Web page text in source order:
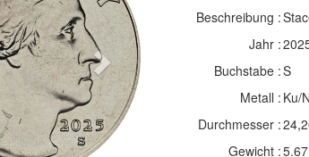
Next
Beschreibung :
Jahr :
Buchstabe :S
Metall : Ku/
Durchmesser :
Gewicht :